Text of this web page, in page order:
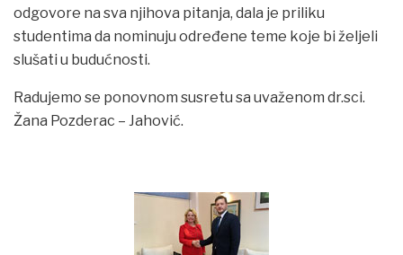
odgovore na sva njihova pitanja, dala je priliku
studentima da nominuju određene teme koje bi željeli
slušati u budućnosti.
Radujemo se ponovnom susretu sa uvaženom dr.sci.
Žana Pozderac – Jahović.